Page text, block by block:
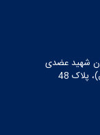
شهید عضدی
48